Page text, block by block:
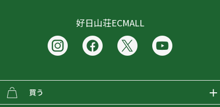
好日山荘ECMALL
買う